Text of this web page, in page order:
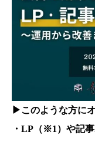
▶このような方に
・LP（※1）や記